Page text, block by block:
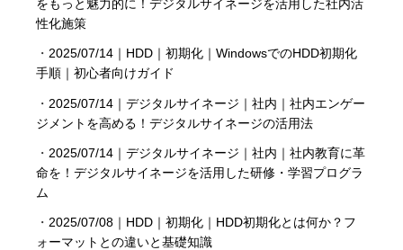
をもっと魅力的に！デジタルサイネージを活用した社内活
性化施策
・ 2025/07/14｜HDD｜初期化｜WindowsでのHDD初期化
手順｜初心者向けガイド
・ 2025/07/14｜デジタルサイネージ｜社内｜社内エンゲー
ジメントを高める！デジタルサイネージの活用法
・ 2025/07/14｜デジタルサイネージ｜社内｜社内教育に革
命を！デジタルサイネージを活用した研修・学習プログラ
ム
・ 2025/07/08｜HDD｜初期化｜HDD初期化とは何か？フ
ォーマットとの違いと基礎知識